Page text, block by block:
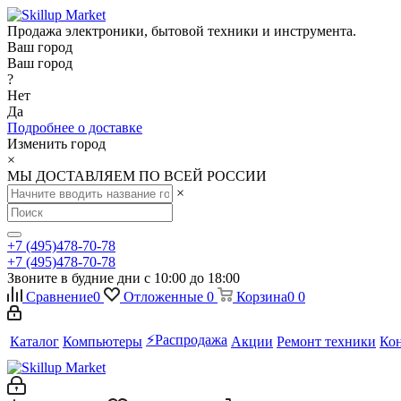
Продажа электроники, бытовой техники и инструмента.
Ваш город
Ваш город
?
Нет
Да
Подробнее о доставке
Изменить город
×
МЫ ДОСТАВЛЯЕМ ПО ВСЕЙ РОССИИ
×
+7 (495)478-70-78
+7 (495)478-70-78
Звоните в будние дни с 10:00 до 18:00
Сравнение0 Отложенные 0 Корзина0 0
Каталог Компьютеры ⚡️Распродажа Акции Ремонт техники